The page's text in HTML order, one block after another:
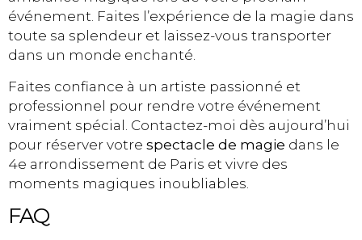
événement. Faites l’expérience de la magie dans
toute sa splendeur et laissez-vous transporter
dans un monde enchanté.
Faites confiance à un artiste passionné et
professionnel pour rendre votre événement
vraiment spécial. Contactez-moi dès aujourd’hui
pour réserver votre spectacle de magie dans le
4e arrondissement de Paris et vivre des
moments magiques inoubliables.
FAQ